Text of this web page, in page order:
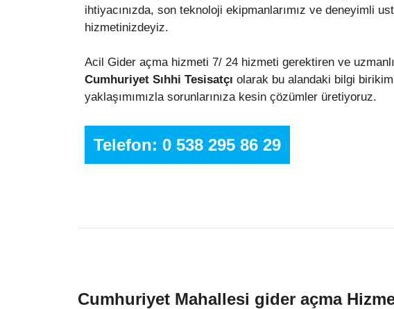
ihtiyacınızda, son teknoloji ekipmanlarımız ve deneyimli
hizmetinizdeyiz.
Acil Gider açma hizmeti 7/ 24 hizmeti gerektiren ve
Cumhuriyet Sıhhi Tesisatçı olarak bu alandaki bilgi
yaklaşımımızla sorunlarınıza kesin çözümler üretiyoruz.
Telefon: 0 538 295 86 29
Cumhuriyet Mahallesi gider açma